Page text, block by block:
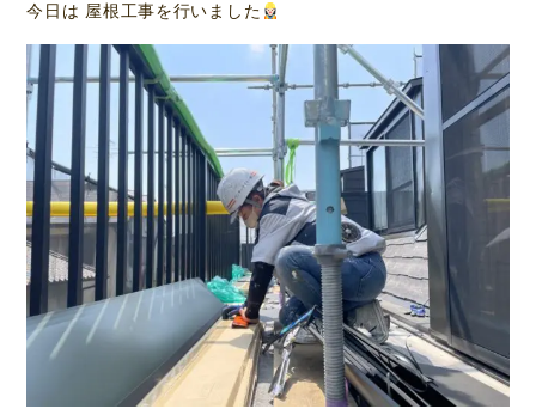
今日は 屋根工事を行いました